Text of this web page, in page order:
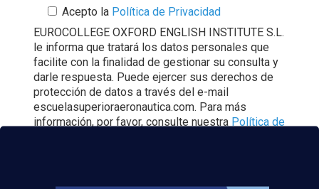
Acepto laPolítica de Privacidad
EUROCOLLEGE OXFORD ENGLISH INSTITUTE S.L.
le informa que tratará los datos personales que
facilite con la finalidad de gestionar su consulta y
darle respuesta. Puede ejercer sus derechos de
protección de datos a través del e-mail
escuelasuperioraeronautica.com. Para más
información, por favor, consulte nuestra Política de